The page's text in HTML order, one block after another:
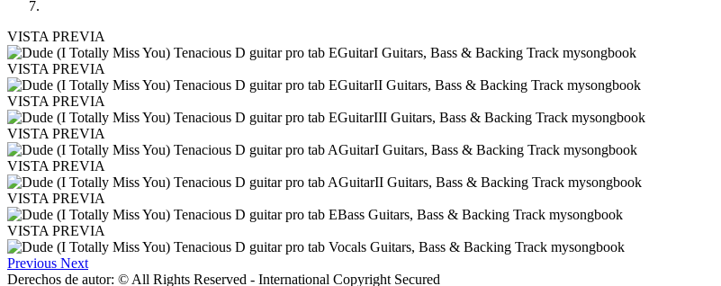
VISTA PREVIA
VISTA PREVIA
VISTA PREVIA
VISTA PREVIA
VISTA PREVIA
VISTA PREVIA
VISTA PREVIA
Previous Next
Derechos de autor: © All Rights Reserved - International Copyright Secured